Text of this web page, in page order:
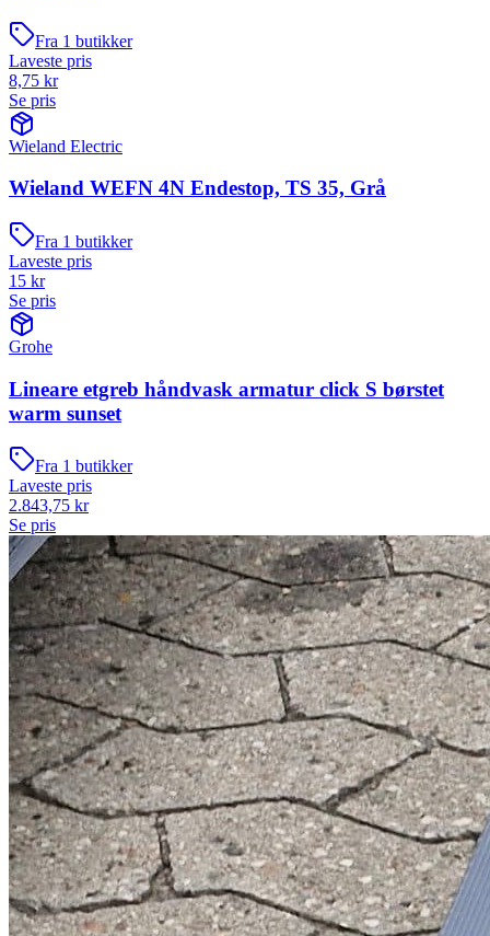
Fra 1 butikker
Laveste pris
8,75 kr
Se pris
Wieland Electric
Wieland WEFN 4N Endestop, TS 35, Grå
Fra 1 butikker
Laveste pris
15 kr
Se pris
Grohe
Lineare etgreb håndvask armatur click S børstet
warm sunset
Fra 1 butikker
Laveste pris
2.843,75 kr
Se pris